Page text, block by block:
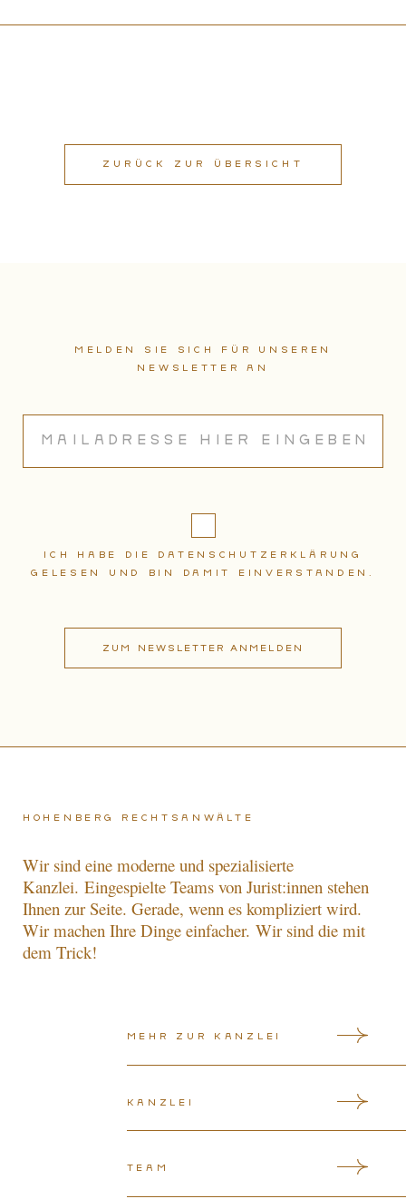
ZURÜCK ZUR ÜBERSICHT
Melden sie sich für unseren
Newsletter an
Ich habe die Datenschutzerklärung
gelesen und bin damit einverstanden.
Hohenberg Rechtsanwälte
Wir sind eine moderne und spezialisierte
Kanzlei. Eingespielte Teams von Jurist:innen stehen
Ihnen zur Seite. Gerade, wenn es kompliziert wird.
Wir machen Ihre Dinge einfacher. Wir sind die mit
dem Trick!
Mehr zur Kanzlei
Kanzlei
Team